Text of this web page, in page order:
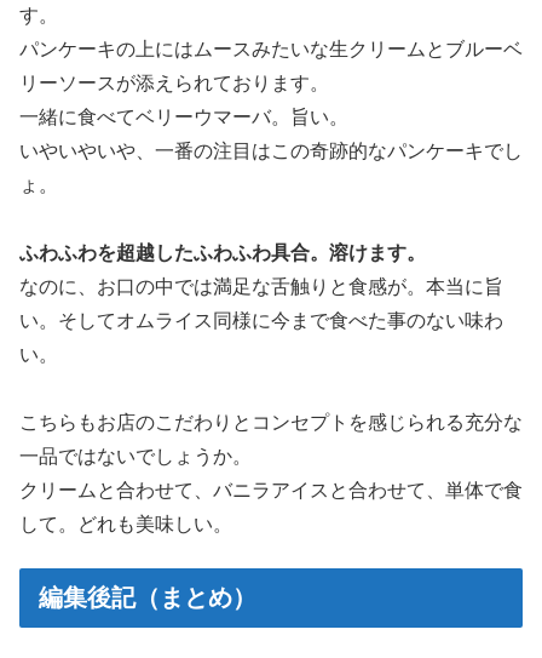
す。
パンケーキの上にはムースみたいな生クリームとブルーベ
リーソースが添えられております。
一緒に食べてベリーウマーバ。旨い。
いやいやいや、一番の注目はこの奇跡的なパンケーキでし
ょ。
ふわふわを超越したふわふわ具合。溶けます。
なのに、お口の中では満足な舌触りと食感が。本当に旨
い。そしてオムライス同様に今まで食べた事のない味わ
い。
こちらもお店のこだわりとコンセプトを感じられる充分な
一品ではないでしょうか。
クリームと合わせて、バニラアイスと合わせて、単体で食
して。どれも美味しい。
編集後記（まとめ）